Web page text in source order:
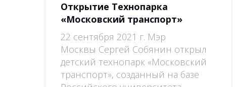
Открытие Технопарка
«Московский транспорт»
22 сентября 2021 г. Мэр
Москвы Сергей Собянин открыл
детский техно­парк «Московский
транспорт», создан­ный на базе